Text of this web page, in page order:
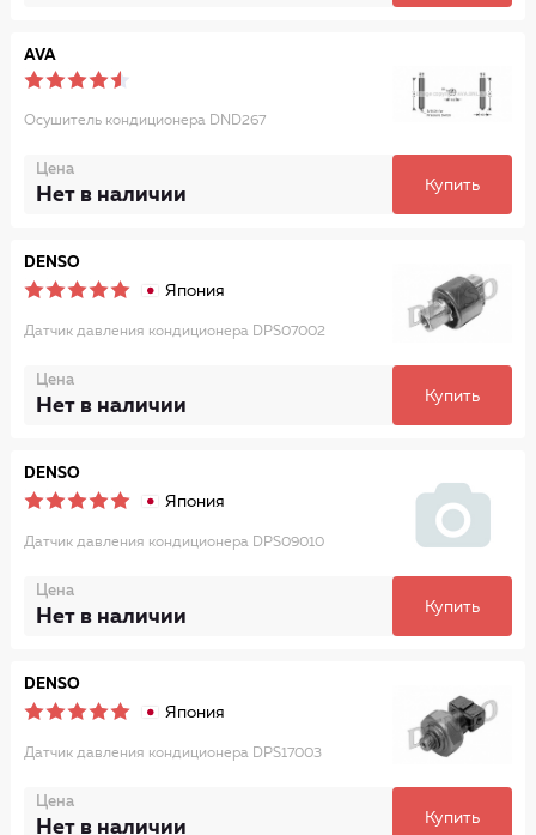
AVA
Осушитель кондиционера DND267
Цена
Нет в наличии Купить
DENSO
Япония
Датчик давления кондиционера DPS07002
Цена
Нет в наличии Купить
DENSO
Япония
Датчик давления кондиционера DPS09010
Цена
Нет в наличии Купить
DENSO
Япония
Датчик давления кондиционера DPS17003
Цена
Нет в наличии Купить